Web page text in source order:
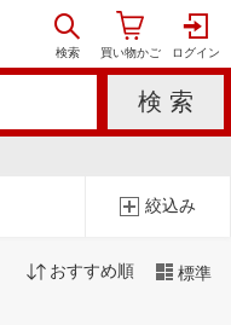
絞込み
おすすめ順 標準